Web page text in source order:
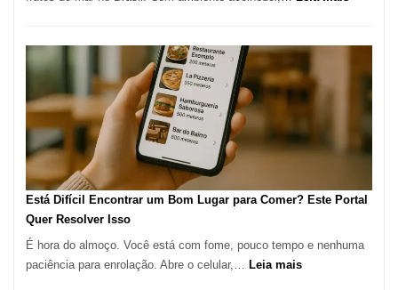
como
reservar
Paulo
Está Difícil Encontrar um Bom Lugar para Comer? Este Portal
Quer Resolver Isso
É hora do almoço. Você está com fome, pouco tempo e nenhuma
paciência para enrolação. Abre o celular,… Leia mais: